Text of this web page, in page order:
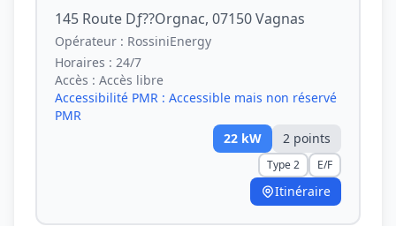
145 Route Dƒ??Orgnac, 07150 Vagnas
Opérateur : RossiniEnergy
Horaires : 24/7
Accès : Accès libre
Accessibilité PMR : Accessible mais non réservé
PMR
22 kW 2 points
Type 2 E/F
Itinéraire